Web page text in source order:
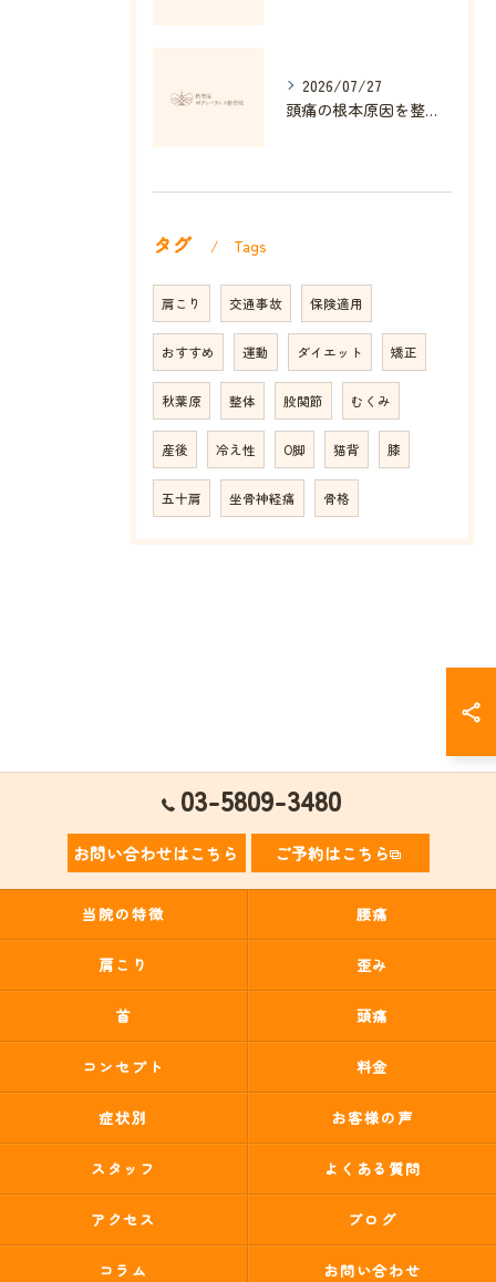
2026/07/27
頭痛の根本原因を整体で解消する方法
タグ Tags
肩こり 交通事故 保険適用
おすすめ 運動 ダイエット 矯正
秋葉原 整体 股関節 むくみ
産後 冷え性 O脚 猫背 膝
五十肩 坐骨神経痛 骨格
03-5809-3480
お問い合わせはこちら ご予約はこちら
当院の特徴 腰痛
肩こり 歪み
首 頭痛
コンセプト 料金
症状別 お客様の声
スタッフ よくある質問
アクセス ブログ
コラム お問い合わせ